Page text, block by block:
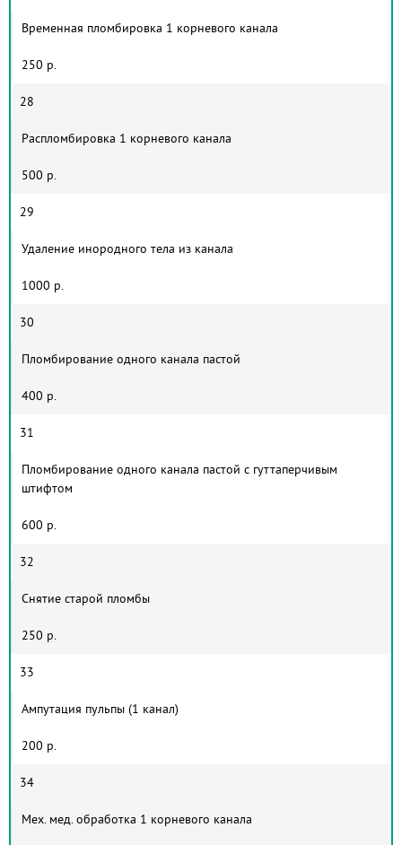
Временная пломбировка 1 корневого канала
250 р.
28
Распломбировка 1 корневого канала
500 р.
29
Удаление инородного тела из канала
1000 р.
30
Пломбирование одного канала пастой
400 р.
31
Пломбирование одного канала пастой с гуттаперчивым
штифтом
600 р.
32
Снятие старой пломбы
250 р.
33
Ампутация пульпы (1 канал)
200 р.
34
Мех. мед. обработка 1 корневого канала